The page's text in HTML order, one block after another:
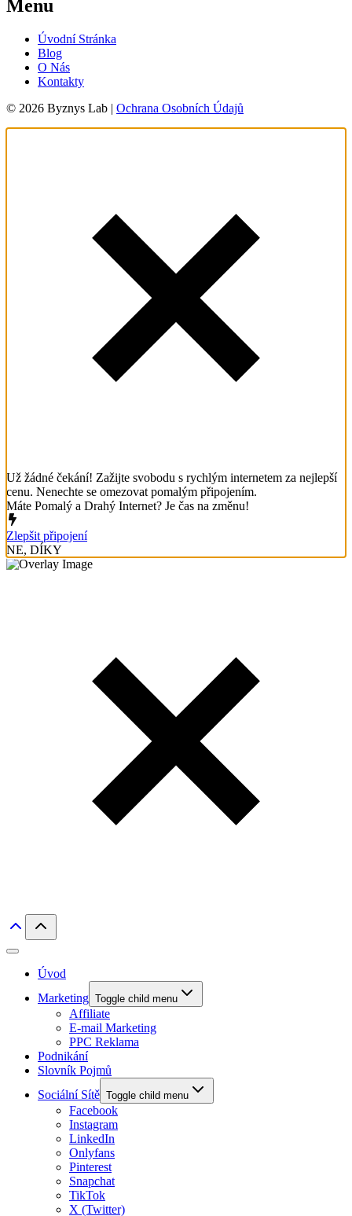
Menu
Úvodní Stránka
Blog
O Nás
Kontakty
© 2026 Byznys Lab | Ochrana Osobních Údajů
Už žádné čekání! Zažijte svobodu s rychlým internetem za nejlepší
cenu. Nenechte se omezovat pomalým připojením.
Máte Pomalý a Drahý Internet? Je čas na změnu!
Zlepšit připojení
NE, DÍKY
Úvod
Marketing Toggle child menu
Affiliate
E-mail Marketing
PPC Reklama
Podnikání
Slovník Pojmů
Sociální Sítě Toggle child menu
Facebook
Instagram
LinkedIn
Onlyfans
Pinterest
Snapchat
TikTok
X (Twitter)